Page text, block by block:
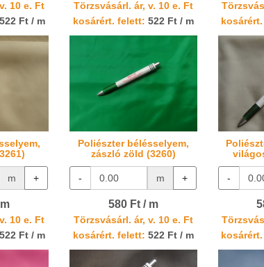
10 e. Ft
522 Ft / m
Törzsvásárl. ár, v. 10 e. Ft
kosárért. felett: 522 Ft / m
m +
10 e. Ft
522 Ft / m
Poliészter bélésselyem,
zászló zöld (3260)
- m +
580 Ft / m
Törzsvásárl. ár, v. 10 e. Ft
kosárért. felett: 522 Ft / m
-